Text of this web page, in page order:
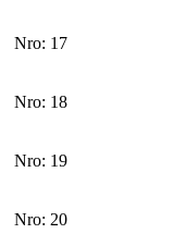
Nro: 17
Nro: 18
Nro: 19
Nro: 20